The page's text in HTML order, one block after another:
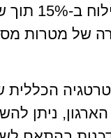
למשל,
של מטרות
הכללית
ניתן